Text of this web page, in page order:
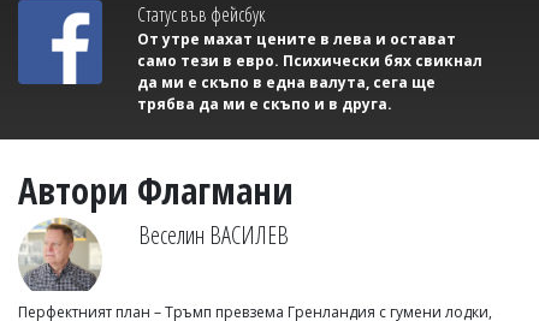
Статус във фейсбук
От утре махат цените в лева и остават
само тези в евро. Психически бях свикнал
да ми е скъпо в една валута, сега ще
трябва да ми е скъпо и в друга.
Автори Флагмани
Веселин ВАСИЛЕВ
Перфектният план – Тръмп превзема Гренландия с гумени лодки,